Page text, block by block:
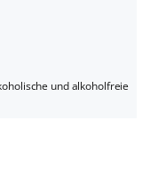
und alkoholfreie